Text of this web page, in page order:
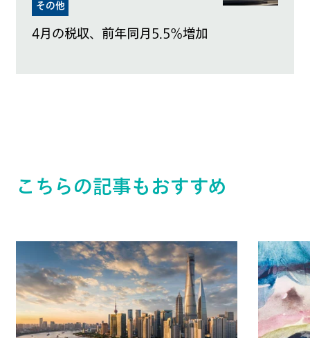
その他
4月の税収、前年同月5.5％増加
こちらの記事もおすすめ